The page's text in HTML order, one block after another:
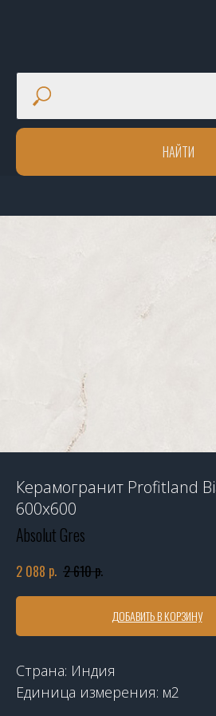
НАЙТИ
Керамогранит Profitland
600x600
Absolut Gres
2 088 р. 2 610р.
ДОБАВИТЬ В КОРЗИНУ
Страна: Индия
Единица измерения: м2